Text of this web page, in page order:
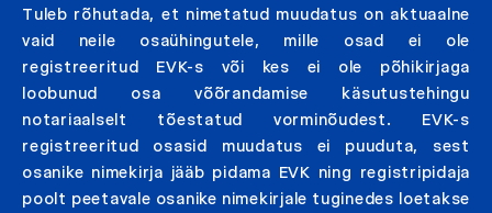
Tuleb rõhutada, et nimetatud muudatus on aktuaalne
vaid neile osaühingutele, mille osad ei ole
registreeritud EVK-s või kes ei ole põhikirjaga
loobunud osa võõrandamise käsutustehingu
notariaalselt tõestatud vorminõudest. EVK-s
registreeritud osasid muudatus ei puuduta, sest
osanike nimekirja jääb pidama EVK ning registripidaja
poolt peetavale osanike nimekirjale tuginedes loetakse